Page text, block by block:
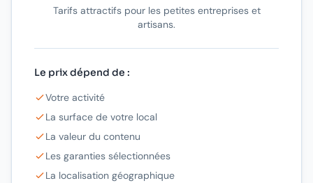
Tarifs attractifs pour les petites entreprises et
artisans.
Le prix dépend de :
Votre activité
La surface de votre local
La valeur du contenu
Les garanties sélectionnées
La localisation géographique